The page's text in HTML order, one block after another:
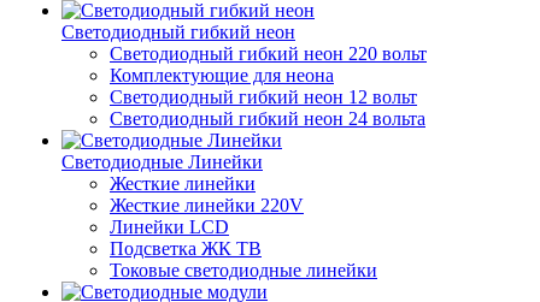
Светодиодный гибкий неон
Светодиодный гибкий неон 220 вольт
Комплектующие для неона
Светодиодный гибкий неон 12 вольт
Светодиодный гибкий неон 24 вольта
Светодиодные Линейки
Жесткие линейки
Жесткие линейки 220V
Линейки LCD
Подсветка ЖК ТВ
Токовые светодиодные линейки